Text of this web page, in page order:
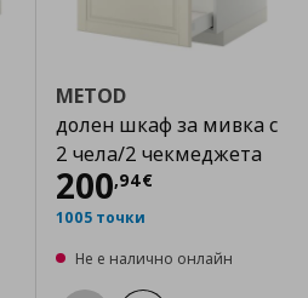
METOD
долен шкаф за мивка с
2 чела/2 чекмеджета
200,94€
Цена
1005 точки
Не е налично онлайн